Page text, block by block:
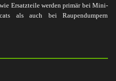
Ersatzteile werden primär bei Mini-
als auch bei Raupendumpern